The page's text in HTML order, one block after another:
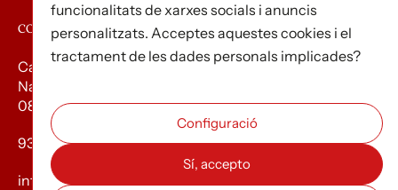
CONTACTE
Carrer d’Edison, 3
Nau A. Polígon industrial Les Torrenteres
08754 El Papiol
93 673 12 12
info@efados.cat
funcionalitats de xarxes socials i anuncis
personalitzats. Acceptes aquestes cookies i el
tractament de les dades personals implicades?